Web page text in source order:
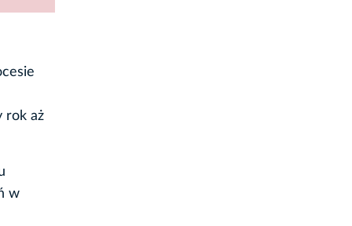
rok aż
w